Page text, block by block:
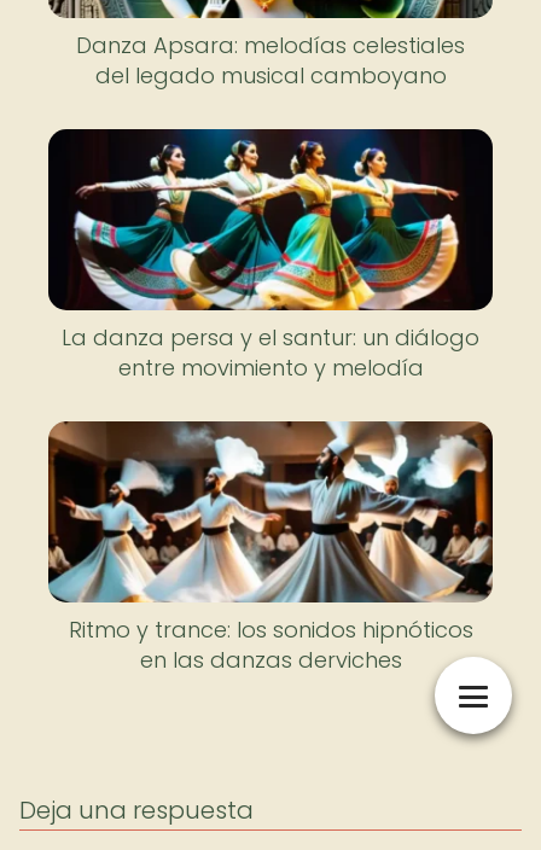
Danza Apsara: melodías celestiales
del legado musical camboyano
La danza persa y el santur: un diálogo
entre movimiento y melodía
Ritmo y trance: los sonidos hipnóticos
en las danzas derviches
Deja una respuesta